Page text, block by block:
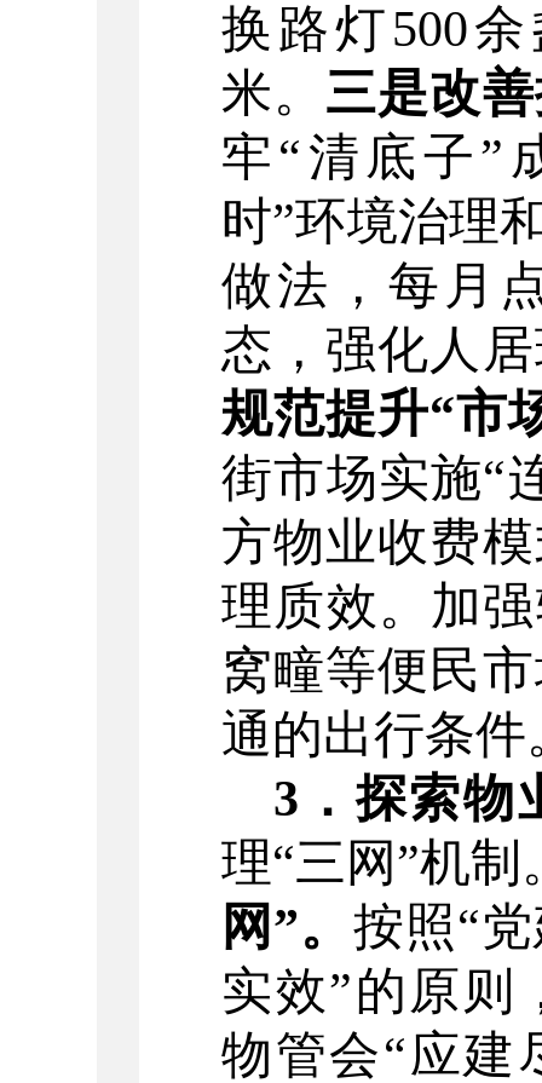
换路灯500
米。 三是改
牢“清底子”
时”环境治理
做法，每月
态 ，强化人
规范提升“市
街市场实施“
方物业收费
理质效。加
窝疃等便民
通的出行条件
3 ．探索物
理“三网”机制
网”。 按照“
实效”的原则
物管会“应建